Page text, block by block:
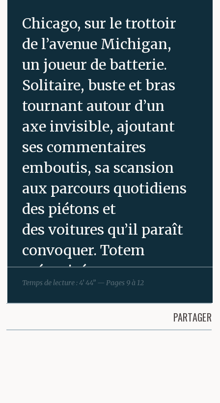
Chicago, sur le trottoir
de l’avenue Michigan,
un joueur de batterie.
Solitaire, buste et bras
tournant autour d’un
axe invisible, ajoutant
ses commentaires
emboutis, sa scansion
aux parcours quotidiens
des piétons et
des voitures qu’il paraît
convoquer. Totem
mécanisé,
girouette basse de la
appareil enregistreur
Temps de lecture : 4’ 44” — Pages 9 à 12
PARTAGER